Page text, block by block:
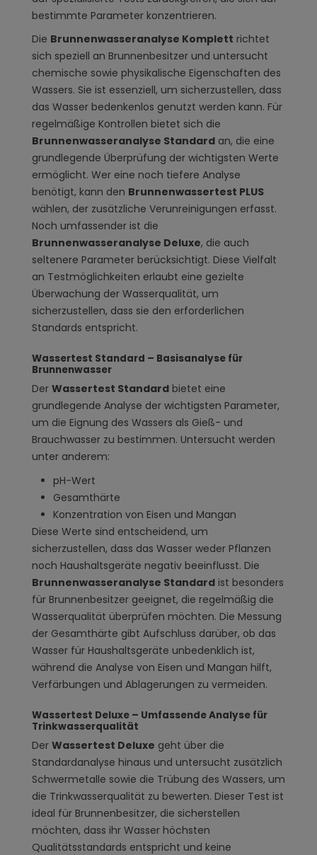
bestimmte Parameter konzentrieren.
Die Brunnenwasseranalyse Komplett richtet
sich speziell an Brunnenbesitzer und untersucht
chemische sowie physikalische Eigenschaften des
Wassers. Sie ist essenziell, um sicherzustellen, dass
das Wasser bedenkenlos genutzt werden kann. Für
regelmäßige Kontrollen bietet sich die
Brunnenwasseranalyse Standard an, die eine
grundlegende Überprüfung der wichtigsten Werte
ermöglicht. Wer eine noch tiefere Analyse
benötigt, kann den Brunnenwassertest PLUS
wählen, der zusätzliche Verunreinigungen erfasst.
Noch umfassender ist die
Brunnenwasseranalyse Deluxe, die auch
seltenere Parameter berücksichtigt. Diese Vielfalt
an Testmöglichkeiten erlaubt eine gezielte
Überwachung der Wasserqualität, um
sicherzustellen, dass sie den erforderlichen
Standards entspricht.
Wassertest Standard – Basisanalyse für
Brunnenwasser
Der Wassertest Standard bietet eine
grundlegende Analyse der wichtigsten Parameter,
um die Eignung des Wassers als Gieß- und
Brauchwasser zu bestimmen. Untersucht werden
unter anderem:
pH-Wert
Gesamthärte
Konzentration von Eisen und Mangan
Diese Werte sind entscheidend, um
sicherzustellen, dass das Wasser weder Pflanzen
noch Haushaltsgeräte negativ beeinflusst. Die
Brunnenwasseranalyse Standard ist besonders
für Brunnenbesitzer geeignet, die regelmäßig die
Wasserqualität überprüfen möchten. Die Messung
der Gesamthärte gibt Aufschluss darüber, ob das
Wasser für Haushaltsgeräte unbedenklich ist,
während die Analyse von Eisen und Mangan hilft,
Verfärbungen und Ablagerungen zu vermeiden.
Wassertest Deluxe – Umfassende Analyse für
Trinkwasserqualität
Der Wassertest Deluxe geht über die
Standardanalyse hinaus und untersucht zusätzlich
Schwermetalle sowie die Trübung des Wassers, um
die Trinkwasserqualität zu bewerten. Dieser Test ist
ideal für Brunnenbesitzer, die sicherstellen
möchten, dass ihr Wasser höchsten
Qualitätsstandards entspricht und keine